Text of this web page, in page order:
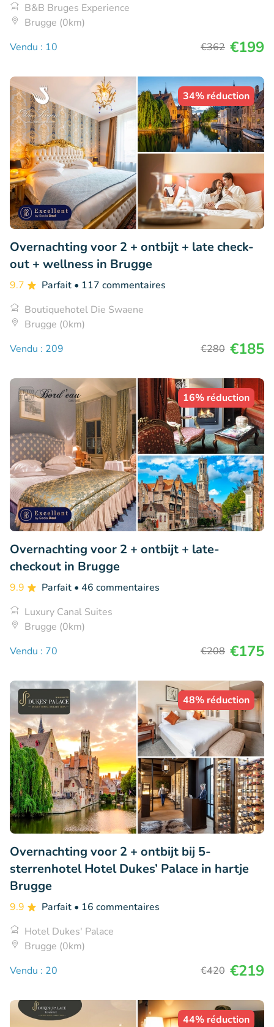
B&B Bruges Experience
Brugge (0km)
Vendu : 10
€362 €199
34% réduction
Overnachting voor 2 + ontbijt + late check-
out + wellness in Brugge
9.7 Parfait • 117 commentaires
Boutiquehotel Die Swaene
Brugge (0km)
Vendu : 209
€280 €185
16% réduction
Overnachting voor 2 + ontbijt + late-
checkout in Brugge
9.9 Parfait • 46 commentaires
Luxury Canal Suites
Brugge (0km)
Vendu : 70
€208 €175
48% réduction
Overnachting voor 2 + ontbijt bij 5-
sterrenhotel Hotel Dukes’ Palace in hartje
Brugge
9.9 Parfait • 16 commentaires
Hotel Dukes' Palace
Brugge (0km)
Vendu : 20
€420 €219
44% réduction